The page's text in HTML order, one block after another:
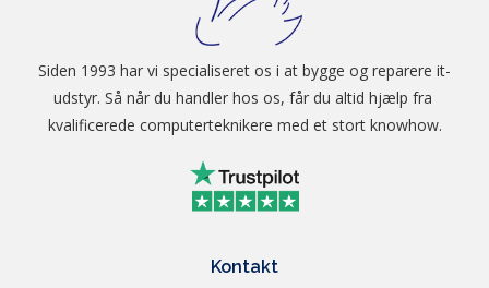
Generation 1 Intel Core Ultra
Siden 1993 har vi specialiseret os i at bygge og reparere it-
udstyr. Så når du handler hos os, får du altid hjælp fra
kvalificerede computerteknikere med et stort knowhow.
Kontakt